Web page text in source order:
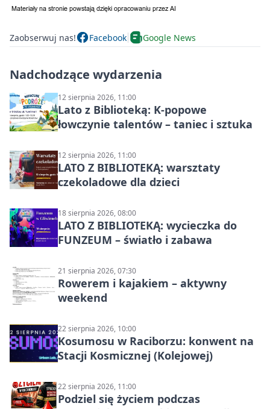
Zaobserwuj nas! Facebook Google News
Nadchodzące wydarzenia
12 sierpnia 2026, 11:00
Lato z Biblioteką: K-popowe
łowczynie talentów – taniec i sztuka
12 sierpnia 2026, 11:00
LATO Z BIBLIOTEKĄ: warsztaty
czekoladowe dla dzieci
18 sierpnia 2026, 08:00
LATO Z BIBLIOTEKĄ: wycieczka do
FUNZEUM – światło i zabawa
21 sierpnia 2026, 07:30
Rowerem i kajakiem – aktywny
weekend
22 sierpnia 2026, 10:00
Kosumosu w Raciborzu: konwent na
Stacji Kosmicznej (Kolejowej)
22 sierpnia 2026, 11:00
Podziel się życiem podczas